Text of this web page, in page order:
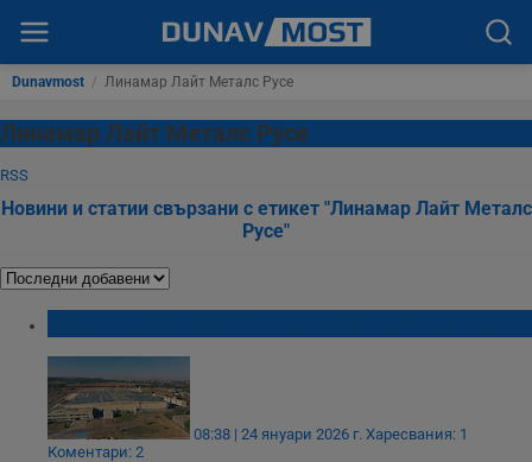
Dunavmost / Линамар Лайт Металс Русе
Линамар Лайт Металс Русе
RSS
Новини и статии свързани с етикет "Линамар Лайт Металс
Русе"
08:38 | 24 януари 2026 г. Харесвания: 1
Коментари: 2